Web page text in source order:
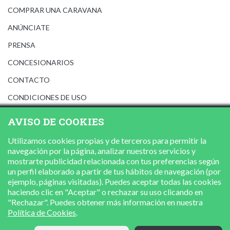
COMPRAR UNA CARAVANA
ANÚNCIATE
PRENSA
CONCESIONARIOS
CONTACTO
CONDICIONES DE USO
POLÍTICA DE COOKIES
AVISO DE COOKIES
Utilizamos cookies propias y de terceros para permitir la
navegación por la página, analizar nuestros servicios y
mostrarte publicidad relacionada con tus preferencias según
un perfil elaborado a partir de tus hábitos de navegación (por
ejemplo, páginas visitadas). Puedes aceptar todas las cookies
haciendo clic en "Aceptar" o rechazar su uso clicando en
"Rechazar". Puedes obtener más información en nuestra
Política de Cookies.